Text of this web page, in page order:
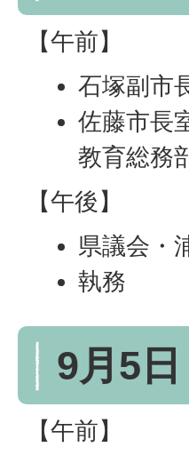
【午前】
石塚副市
佐藤市長
教育総務
【午後】
県議会・
執務
9月5日
【午前】